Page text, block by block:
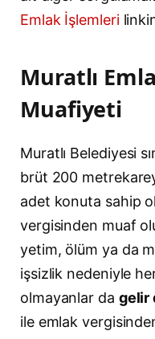
Emlak İşlemleri
Muratlı
Muafiyeti
Muratlı Belediyesi
brüt 200
adet konuta sahip
vergisinden muaf
yetim, ölüm ya da
işsizlik nedeniyle
olmayanlar da gelir
ile emlak